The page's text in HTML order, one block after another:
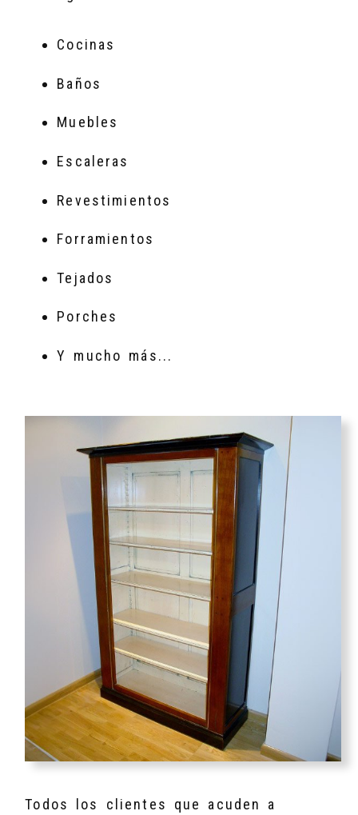
Cocinas
Baños
Muebles
Escaleras
Revestimientos
Forramientos
Tejados
Porches
Y mucho más...
Todos los clientes que acuden a